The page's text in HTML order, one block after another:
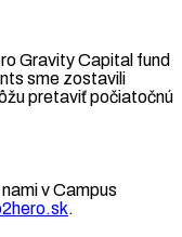
Gravity Capital fund
sme zostavili
pretaviť počiatočnú
v Campus
.